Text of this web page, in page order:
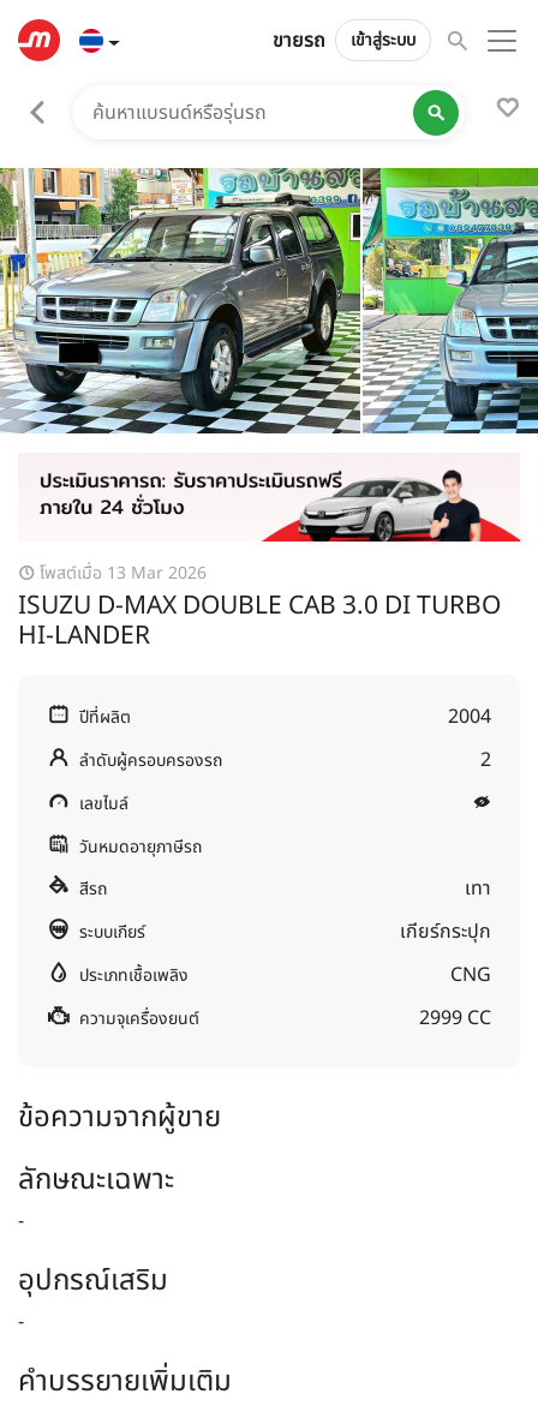
ขายรถ เข้าสู่ระบบ
โพสต์เมื่อ 13 Mar 2026
ISUZU D-MAX DOUBLE CAB 3.0 DI TURBO
HI-LANDER
ปีที่ผลิต 2004
ลำดับผู้ครอบครองรถ 2
เลขไมล์
วันหมดอายุภาษีรถ
สีรถ
เทา
ระบบเกียร์ เกียร์กระปุก
ประเภทเชื้อเพลิง CNG
ความจุเครื่องยนต์ 2999 CC
ข้อความจากผู้ขาย
ลักษณะเฉพาะ
-
อุปกรณ์เสริม
-
คำบรรยายเพิ่มเติม